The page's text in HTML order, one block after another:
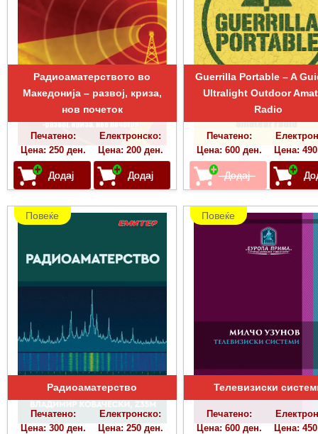
Радиоаматерството во
Македонија – развој, криза,
нов почеток
Печатено:
Цена: 250 ден.
Електронско:
Цена: 200 ден.
Guerrilla Portable – A
Ultralight Outdoor
Radio
Печатено:
Цена: 600 ден.
Цена:
Повеќе
Радиоаматерство
Печатено:
Цена: 300 ден.
Електронско:
Цена: 250 ден.
Повеќе
Телевизиски
Печатено:
Цена: 600 ден.
Цена: